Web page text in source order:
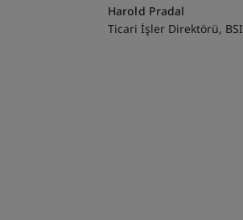
Harold Pradal
Ticari İşler Direktörü, BSI